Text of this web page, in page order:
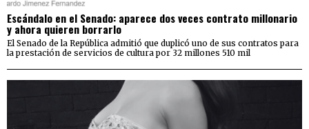
Escándalo en el Senado: aparece dos veces contrato millonario
y ahora quieren borrarlo
El Senado de la República admitió que duplicó uno de sus contratos para
la prestación de servicios de cultura por 32 millones 510 mil